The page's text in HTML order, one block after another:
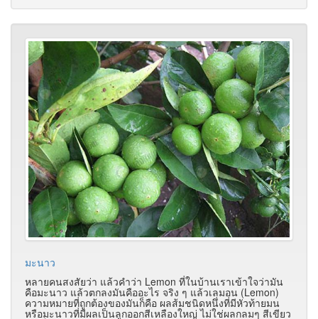
มะนาว
หลายคนสงสัยว่า แล้วคำว่า Lemon ที่ในบ้านเราเข้าใจว่ามัน
คือมะนาว แล้วตกลงมันคืออะไร จริง ๆ แล้วเลมอน (Lemon)
ความหมายที่ถูกต้องของมันก็คือ ผลส้มชนิดหนึ่งที่มีหัวท้ายมน
หรือมะนาวที่มีผลเป็นลูกออกสีเหลืองใหญ่ ไม่ใช่ผลกลมๆ สีเขียว